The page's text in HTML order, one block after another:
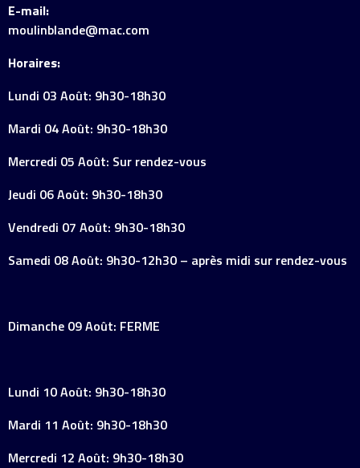
E-mail:
moulinblande@mac.com
Horaires:
Lundi 03 Août: 9h30-18h30
Mardi 04 Août: 9h30-18h30
Mercredi 05 Août: Sur rendez-vous
Jeudi 06 Août: 9h30-18h30
Vendredi 07 Août: 9h30-18h30
Samedi 08 Août: 9h30-12h30 – après midi sur rendez-vous
Dimanche 09 Août: FERME
Lundi 10 Août: 9h30-18h30
Mardi 11 Août: 9h30-18h30
Mercredi 12 Août: 9h30-18h30